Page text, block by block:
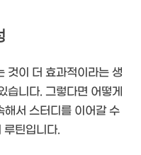
것이 더 효과적이라는 생
습니다. 그렇다면 어떻게
해서 스터디를 이어갈 수
루틴입니다.